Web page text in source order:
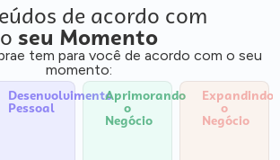
de acordo com
o seu Momento
tem para você de acordo com o seu
momento:
Desenvolvimento
Pessoal
Aprimorando
o
Negócio
Expandindo
o
Negócio